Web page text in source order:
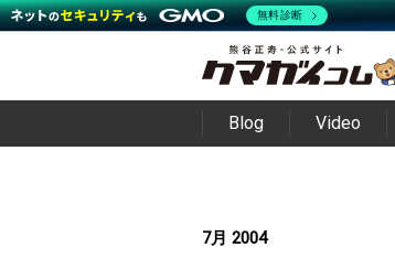
Blog Video
7月 2004
無料診断